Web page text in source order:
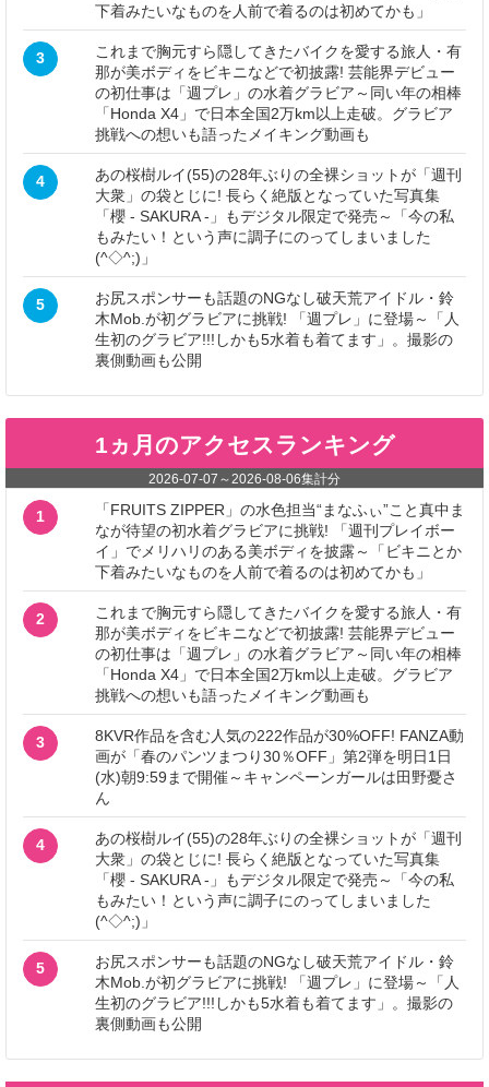
下着みたいなものを人前で着るのは初めてかも」
3
これまで胸元すら隠してきたバイクを愛する旅人・有
那が美ボディをビキニなどで初披露! 芸能界デビュー
の初仕事は「週プレ」の水着グラビア～同い年の相棒
「Honda X4」で日本全国2万km以上走破。グラビア
挑戦への想いも語ったメイキング動画も
4
あの桜樹ルイ(55)の28年ぶりの全裸ショットが「週刊
大衆」の袋とじに! 長らく絶版となっていた写真集
「櫻 - SAKURA -」もデジタル限定で発売～「今の私
もみたい！という声に調子にのってしまいました
(^◇^;)」
5
お尻スポンサーも話題のNGなし破天荒アイドル・鈴
木Mob.が初グラビアに挑戦! 「週プレ」に登場～「人
生初のグラビア!!!しかも5水着も着てます」。撮影の
裏側動画も公開
1ヵ月のアクセスランキング
2026-07-07 ～ 2026-08-06集計分
1
「FRUITS ZIPPER」の水色担当“まなふぃ”こと真中ま
なが待望の初水着グラビアに挑戦! 「週刊プレイボー
イ」でメリハリのある美ボディを披露～「ビキニとか
下着みたいなものを人前で着るのは初めてかも」
2
これまで胸元すら隠してきたバイクを愛する旅人・有
那が美ボディをビキニなどで初披露! 芸能界デビュー
の初仕事は「週プレ」の水着グラビア～同い年の相棒
「Honda X4」で日本全国2万km以上走破。グラビア
挑戦への想いも語ったメイキング動画も
3
8KVR作品を含む人気の222作品が30%OFF! FANZA動
画が「春のパンツまつり30％OFF」第2弾を明日1日
(水)朝9:59まで開催～キャンペーンガールは田野憂さ
ん
4
あの桜樹ルイ(55)の28年ぶりの全裸ショットが「週刊
大衆」の袋とじに! 長らく絶版となっていた写真集
「櫻 - SAKURA -」もデジタル限定で発売～「今の私
もみたい！という声に調子にのってしまいました
(^◇^;)」
5
お尻スポンサーも話題のNGなし破天荒アイドル・鈴
木Mob.が初グラビアに挑戦! 「週プレ」に登場～「人
生初のグラビア!!!しかも5水着も着てます」。撮影の
裏側動画も公開